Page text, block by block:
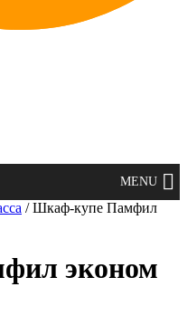
/ Шкаф-купе Памфил
эконом